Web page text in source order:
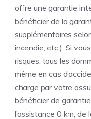
offre une garantie
bénéficier de la
supplémentaires
incendie, etc.). Si
risques, tous les
même en cas
charge par votre
bénéficier de
l’assistance 0 km,